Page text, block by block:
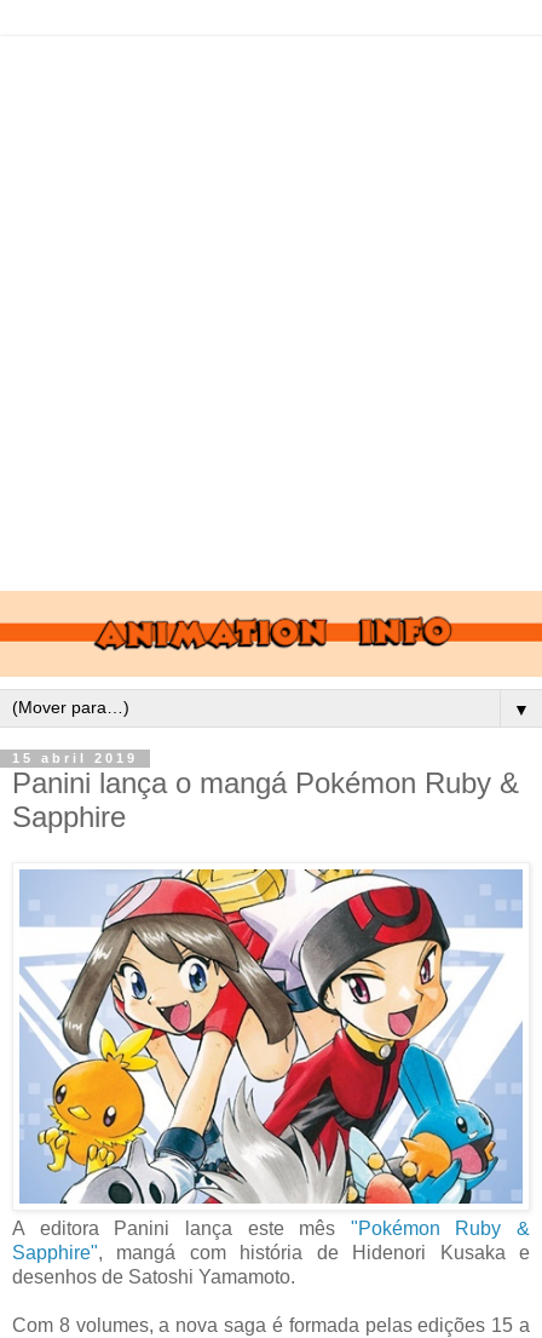
▼
15 abril 2019
Panini lança o mangá Pokémon Ruby &
Sapphire
A editora Panini lança este mês "Pokémon Ruby &
Sapphire", mangá com história de Hidenori Kusaka e
desenhos de Satoshi Yamamoto.
Com 8 volumes, a nova saga é formada pelas edições 15 a